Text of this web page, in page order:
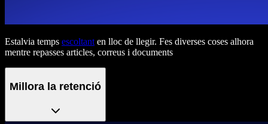
Estalvia temps escoltant en lloc de llegir. Fes diverses coses alhora
mentre repasses articles, correus i documents
Millora la retenció